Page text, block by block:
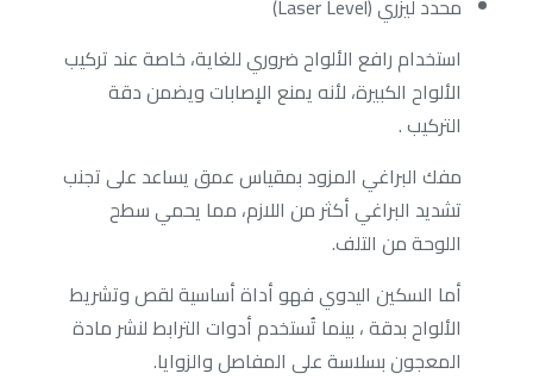
محدد ليزري (Laser Level)
استخدام رافع الألواح ضروري للغاية، خاصة عند تركيب
الألواح الكبيرة، لأنه يمنع الإصابات ويضمن دقة
التركيب .
مفك البراغي المزود بمقياس عمق يساعد على تجنب
تشديد البراغي أكثر من اللازم، مما يحمي سطح
اللوحة من التلف.
أما السكين اليدوي فهو أداة أساسية لقص وتشريط
الألواح بدقة ، بينما تُستخدم أدوات الترابط لنشر مادة
المعجون بسلاسة على المفاصل والزوايا.